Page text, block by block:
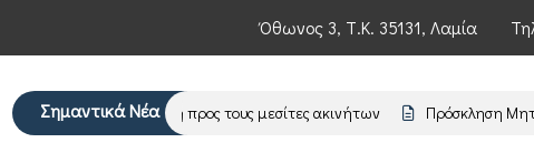
Όθωνος 3, Τ.Κ. 35131, Λαμία
Σημαντικά Νέα
Επείγουσα ενημέρωση προς τους μεσίτες ακινήτων Πρόσκληση